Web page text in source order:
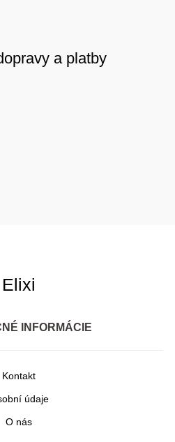
a platby
Elixi
INFORMÁCIE
Kontakt
údaje
O nás